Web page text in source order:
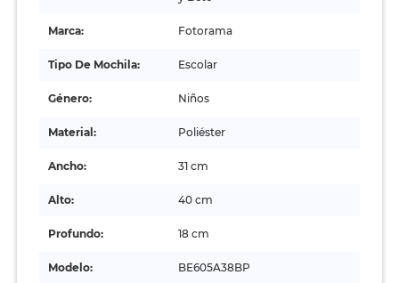
Marca: Fotorama
Tipo De Mochila: Escolar
Género: Niños
Material: Poliéster
Ancho: 31 cm
Alto: 40 cm
Profundo: 18 cm
Modelo: BE605A38BP